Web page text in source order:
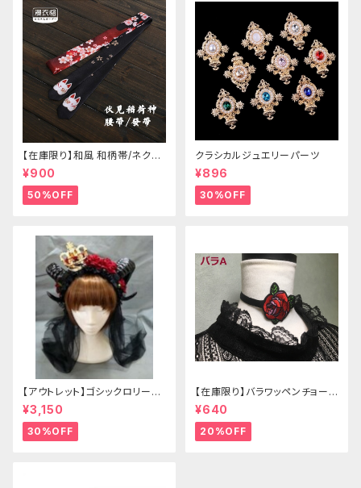
【在庫限り】和風 和柄帯/ネクタ
イ/リボン（狐面/金魚
¥900
50%OFF
クラシカルジュエリーパーツ
¥896
30%OFF
【アウトレット】ゴシックロリータ
ゴールドクラウン＆ホーン(ヴェ
ール付き)
¥3,150
30%OFF
【在庫限り】バラワッペンチョーカ
ー
¥640
20%OFF